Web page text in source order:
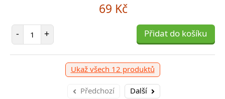
69 Kč
- Počet položek
+ Přidat do košíku
Ukaž všech 12 produktů
Předchozí Další